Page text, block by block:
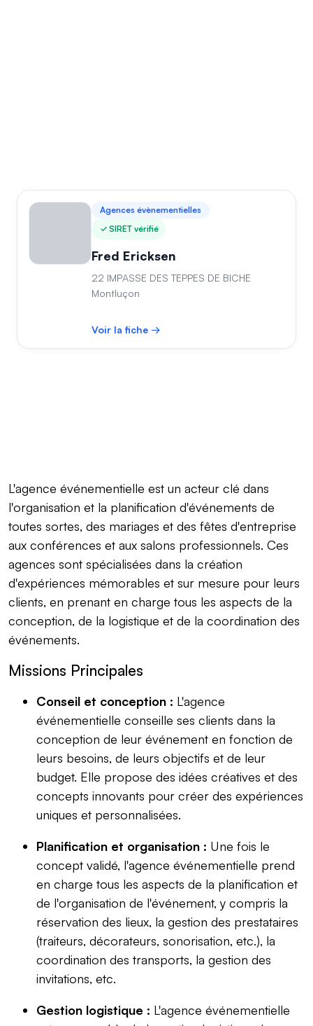
Agences évènementielles
SIRET vérifié
Fred Ericksen
22 IMPASSE DES TEPPES DE BICHE
Montluçon
Voir la fiche →
L'agence événementielle est un acteur clé dans
l'organisation et la planification d'événements de
toutes sortes, des mariages et des fêtes d'entreprise
aux conférences et aux salons professionnels. Ces
agences sont spécialisées dans la création
d'expériences mémorables et sur mesure pour leurs
clients, en prenant en charge tous les aspects de la
conception, de la logistique et de la coordination des
événements.
Missions Principales
Conseil et conception : L'agence
événementielle conseille ses clients dans la
conception de leur événement en fonction de
leurs besoins, de leurs objectifs et de leur
budget. Elle propose des idées créatives et des
concepts innovants pour créer des expériences
uniques et personnalisées.
Planification et organisation : Une fois le
concept validé, l'agence événementielle prend
en charge tous les aspects de la planification et
de l'organisation de l'événement, y compris la
réservation des lieux, la gestion des prestataires
(traiteurs, décorateurs, sonorisation, etc.), la
coordination des transports, la gestion des
invitations, etc.
Gestion logistique : L'agence événementielle